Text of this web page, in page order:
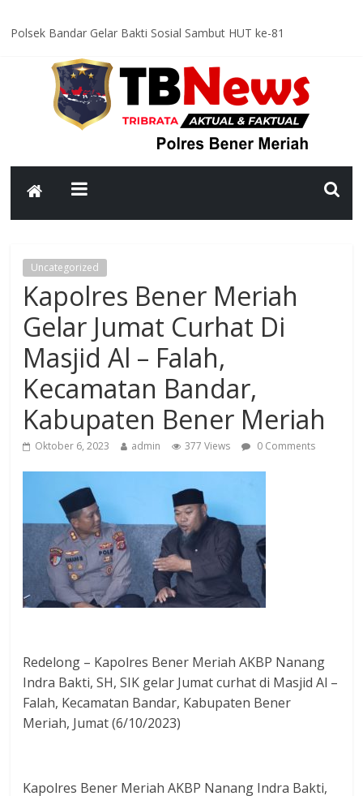
Polsek Bandar Gelar Bakti Sosial Sambut HUT ke-81
Satlantas Polres Bener Meriah Intensifkan Patroli Malam, Cegah
Balap Liar dan Tekan Angka Kecelakaan
Asah Kemampuan Personel, Polres Bener Meriah Gelar Latihan
Dalmas Tingkatkan Kesiapsiagaan Hadapi Gangguan Kamtibmas
Patroli Malam Polsek Wih Pesam Intensifkan Antisipasi
Ajak Warga Tingkatkan Kewaspadaan dan Jaga Kamtibmas
Uncategorized
Kapolres Bener Meriah
Gelar Jumat Curhat Di
Masjid Al – Falah,
Kecamatan Bandar,
Kabupaten Bener Meriah
Oktober 6, 2023 admin 377 Views 0 Comments
Redelong – Kapolres Bener Meriah AKBP Nanang
Indra Bakti, SH, SIK gelar Jumat curhat di Masjid Al –
Falah, Kecamatan Bandar, Kabupaten Bener
Meriah, Jumat (6/10/2023)
Kapolres Bener Meriah AKBP Nanang Indra Bakti,